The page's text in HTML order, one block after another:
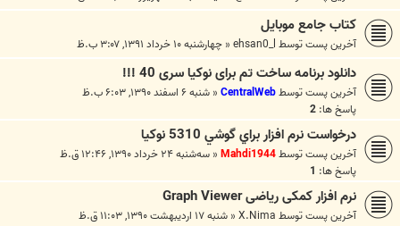
کتاب جامع موبایل
آخرین پست توسطehsan0_l
« چهارشنبه ۱۰ خرداد ۱۳۹۱, ۳:۰۷ ب.ظ
دانلود برنامه ساخت تم برای نوکیا سری 40 !!!
آخرین پست توسطCentralWeb
« شنبه ۶ اسفند ۱۳۹۰, ۶:۰۳ ب.ظ
پاسخ ها: 2
درخواست نرم افزار براي گوشي 5310 نوكيا
آخرین پست توسطMahdi1944
« سه‌شنبه ۲۴ خرداد ۱۳۹۰, ۱۲:۴۶ ق.ظ
پاسخ ها: 1
نرم افزار کمکی ریاضی Graph Viewer
آخرین پست توسطX.Nima
« شنبه ۱۷ اردیبهشت ۱۳۹۰, ۱۱:۰۳ ق.ظ